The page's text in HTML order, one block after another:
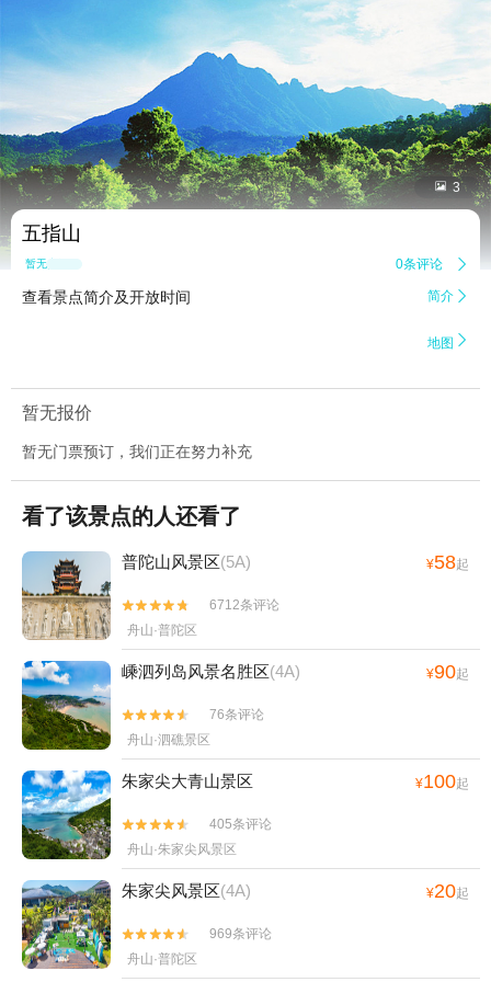
 3
五指山
暂无点评 0条评论 
查看景点简介及开放时间 简介 
地图 
暂无报价
暂无门票预订，我们正在努力补充
看了该景点的人还看了
普陀山风景区(5A) ¥58起


6712条评论
舟山·普陀区
嵊泗列岛风景名胜区(4A) ¥90起


76条评论
舟山·泗礁景区
朱家尖大青山景区 ¥100起


405条评论
舟山·朱家尖风景区
朱家尖风景区(4A) ¥20起


969条评论
舟山·普陀区